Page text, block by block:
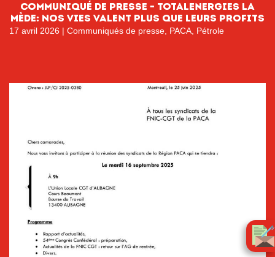
Communiqué de Presse – TotalEnergies La
Mède: Nos vies valent plus que leurs profits
17 avril 2026 | Communiqués de presse PACA Pétrole